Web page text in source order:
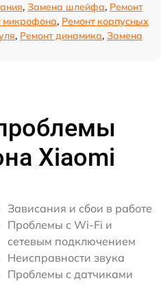
, Замена шлейфа, Ремонт
микрофона, Ремонт корпусных
, Ремонт динамика, Замена
Xiaomi
Зависания и сбои в работе
Проблемы с Wi-Fi и
сетевым подключением
Неисправности звука
Проблемы с датчиками